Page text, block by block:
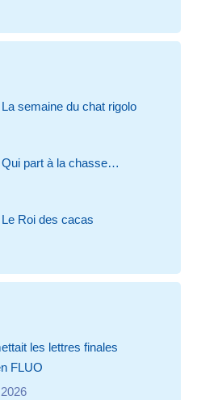
semaine du chat rigolo
part à la chasse…
Roi des cacas
les lettres finales
FLUO